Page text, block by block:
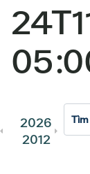
2026
2012